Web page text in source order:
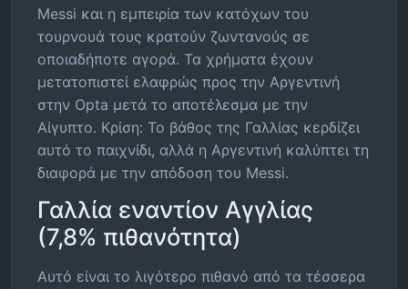
Messi και η εμπειρία των κατόχων του
τουρνουά τους κρατούν ζωντανούς σε
οποιαδήποτε αγορά. Τα χρήματα έχουν
μετατοπιστεί ελαφρώς προς την Αργεντινή
στην Opta μετά το αποτέλεσμα με την
Αίγυπτο. Κρίση: Το βάθος της Γαλλίας κερδίζει
αυτό το παιχνίδι, αλλά η Αργεντινή καλύπτει τη
διαφορά με την απόδοση του Messi.
Γαλλία εναντίον Αγγλίας
(7,8% πιθανότητα)
Αυτό είναι το λιγότερο πιθανό από τα τέσσερα